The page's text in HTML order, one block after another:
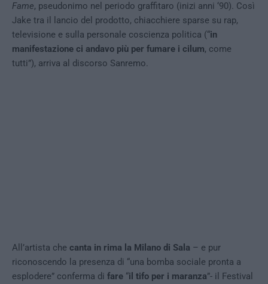
Fame, pseudonimo nel periodo graffitaro (inizi anni ‘90). Così
Jake tra il lancio del prodotto, chiacchiere sparse su rap,
televisione e sulla personale coscienza politica (“in
manifestazione ci andavo più per fumare i cilum, come
tutti”), arriva al discorso Sanremo.
All’artista che canta in rima la Milano di Sala – e pur
riconoscendo la presenza di “una bomba sociale pronta a
esplodere” conferma di fare “il tifo per i maranza”- il Festival